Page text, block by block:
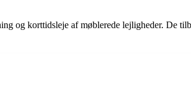
og korttidsleje af møblerede lejligheder. De